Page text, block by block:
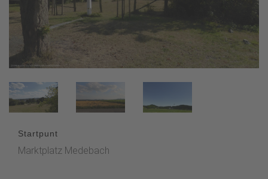
Startpunt
Marktplatz Medebach